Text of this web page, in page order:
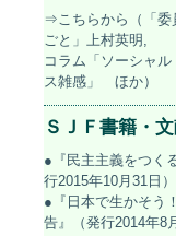
⇒こちらから（「委
ごと」上村英明,
コラム「ソーシャル
ス雑感」 ほか）
ＳＪＦ書籍・
●『民主主義をつく
行2015年10月31日）
●『日本で生かそう
告』（発行2014年8